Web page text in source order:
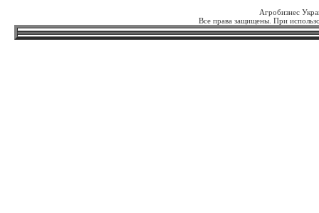
Агробизнес
Все права защищены. При